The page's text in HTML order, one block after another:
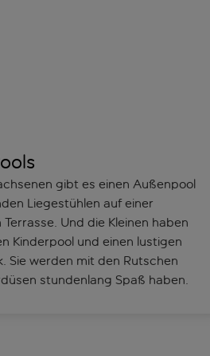
gibt es einen Außenpool
Liegestühlen auf einer
Und die Kleinen haben
Kinderpool und einen lustigen
Sie werden mit den Rutschen
stundenlang Spaß haben.